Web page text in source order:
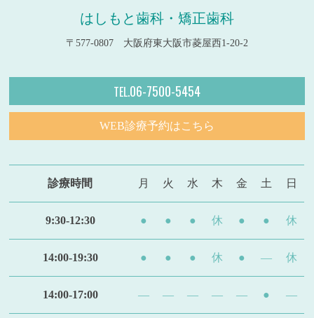
はしもと歯科・矯正歯科
〒577-0807 大阪府東大阪市菱屋西1-20-2
TEL.06-7500-5454
WEB診療予約はこちら
診療時間 月 火 水 木 金 土 日
9:30-12:30 ● ● ● 休 ● ● 休
14:00-19:30 ● ● ● 休 ● — 休
14:00-17:00 — — — — — ● —